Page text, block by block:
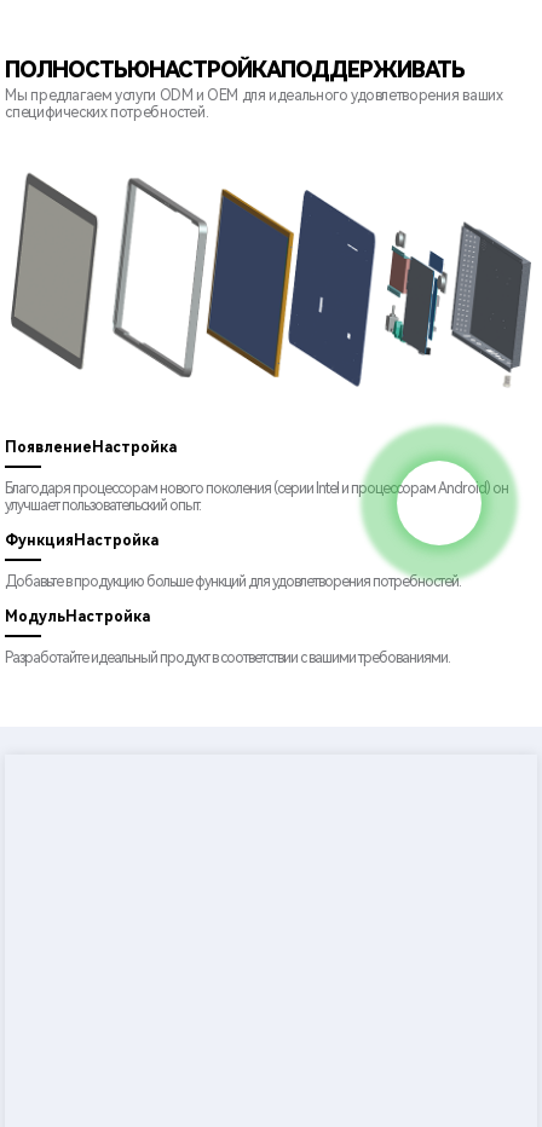
ПОЛНОСТЬЮНАСТРОЙКАПОДДЕРЖИВАТЬ
Мы предлагаем услуги ODM и OEM для идеального удовлетворения ваших
специфических потребностей.
Появление Настройка
Благодаря процессорам нового поколения (серии Intel и процессорам Android) он
улучшает пользовательский опыт.
Функция Настройка
Добавьте в продукцию больше функций для удовлетворения потребностей.
МодульНастройка
Разработайте идеальный продукт в соответствии с вашими требованиями.